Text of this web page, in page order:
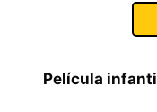
Película